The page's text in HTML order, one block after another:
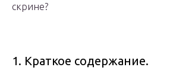
скрине?
1. Краткое содержание.